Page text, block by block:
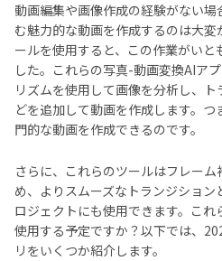
動画編集や画像作成の経験がない
む魅力的な動画を作成するのは大
ールを使用すると、この作業がい
した。これらの写真-動画変換AIア
リズムを使用して画像を分析し、
どを追加して動画を作成します。
門的な動画を作成できるのです。
さらに、これらのツールはフレー
め、よりスムーズなトランジショ
ロジェクトにも使用できます。こ
使用する予定ですか？以下では、
リをいくつか紹介します。